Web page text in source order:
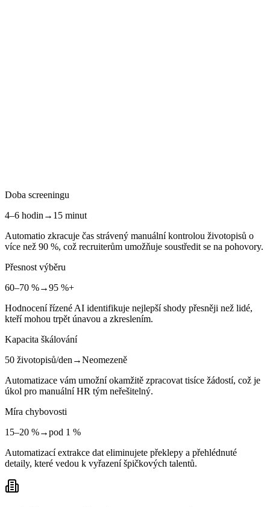
Doba screeningu
4–6 hodin → 15 minut
Automatio zkracuje čas strávený manuální kontrolou životopisů o
více než 90 %, což recruiterům umožňuje soustředit se na pohovory.
Přesnost výběru
60–70 %→95 %+
Hodnocení řízené AI identifikuje nejlepší shody přesněji než lidé,
kteří mohou trpět únavou a zkreslením.
Kapacita škálování
50 životopisů/den →Neomezeně
Automatizace vám umožní okamžitě zpracovat tisíce žádostí, což je
úkol pro manuální HR tým neřešitelný.
Míra chybovosti
15–20 %→pod 1 %
Automatizací extrakce dat eliminujete překlepy a přehlédnuté
detaily, které vedou k vyřazení špičkových talentů.